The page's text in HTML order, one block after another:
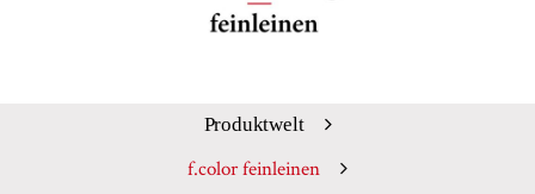
Produktwelt
f.color feinleinen